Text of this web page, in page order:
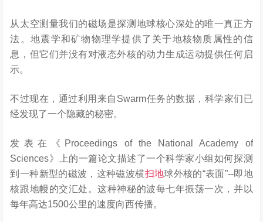
从太空测量我们的磁场是探测地球核心深处的唯一真正方
法。地震学和矿物物理学提供了关于地核物质属性的信
息，但它们并没有对液态外核的动力生成运动提供任何启
示。
不过现在，通过利用来自Swarm任务的数据，科学家们已
经发现了一个隐藏的秘密。
发表在《Proceedings of the National Academy of
Sciences》上的一篇论文描述了一个科学家小组如何探测
到一种新型的磁波，这种磁波横扫地球外核的“表面”--即地
核跟地幔的交汇处。这种神秘的波每七年振荡一次，并以
每年高达1500公里的速度向西传播。